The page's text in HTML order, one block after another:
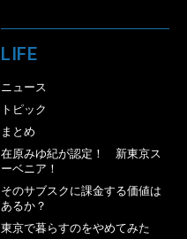
LIFE
ニュース
トピック
まとめ
在原みゆ紀が認定！ 新東京ス
ーベニア！
そのサブスクに課金する価値は
あるか？
東京で暮らすのをやめてみた